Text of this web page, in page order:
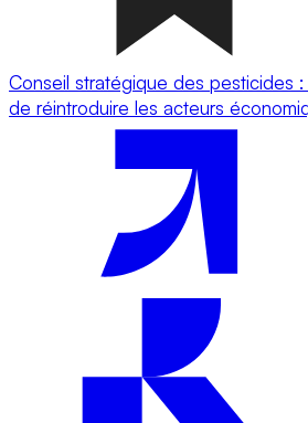
Conseil stratégique des pesticides
de réintroduire les acteurs